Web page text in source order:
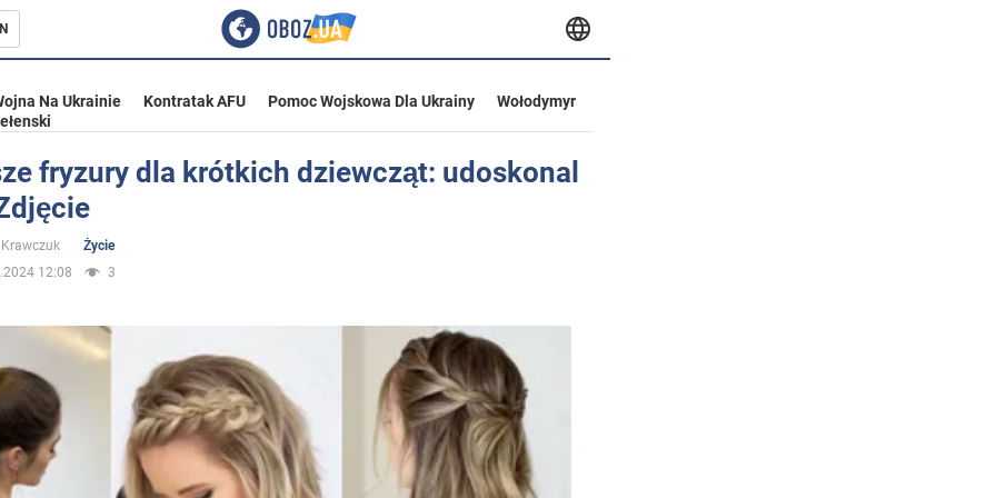
Ukrainie
Na Ukrainie Kontratak AFU Pomoc Wojskowa Dla Ukrainy
Wołodymyr
fryzury dla krótkich dziewcząt: udoskonal
Życie
12:08
3